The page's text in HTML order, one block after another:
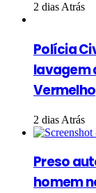
2 dias Atrás
Polícia
lavagem
Vermelho
2 dias Atrás
Preso
homem